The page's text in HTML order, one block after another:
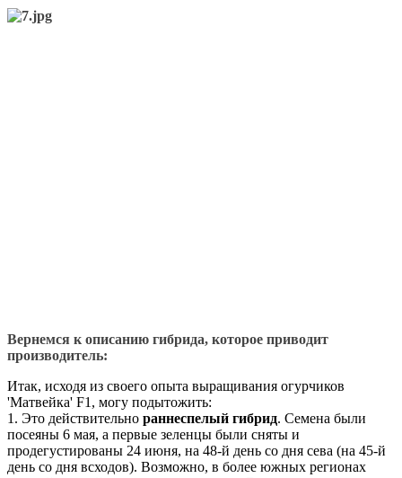
Вернемся к описанию гибрида, которое приводит
производитель:
Итак, исходя из своего опыта выращивания огурчиков
'Матвейка' F1, могу подытожить:
1. Это действительно раннеспелый гибрид. Семена были
посеяны 6 мая, а первые зеленцы были сняты и
продегустированы 24 июня, на 48-й день со дня сева (на 45-й
день со дня всходов). Возможно, в более южных регионах